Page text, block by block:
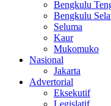
Bengkulu
Bengkulu
Seluma
Kaur
Mukomuko
Nasional
Jakarta
Advertorial
Eksekutif
Legislatif